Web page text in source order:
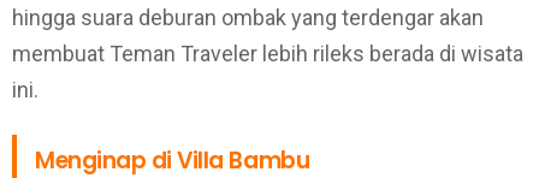
hingga suara deburan ombak yang terdengar akan
membuat Teman Traveler lebih rileks berada di wisata
ini.
Menginap di Villa Bambu